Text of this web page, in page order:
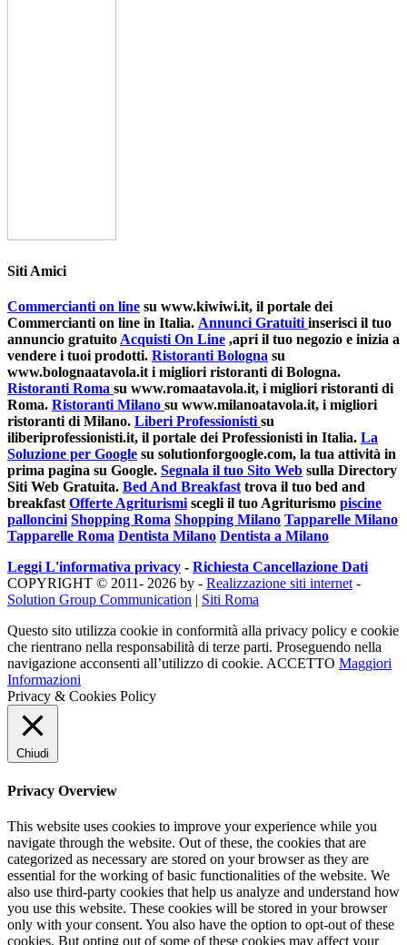
Siti Amici
Commercianti on line su www.kiwiwi.it, il portale dei
Commercianti on line in Italia. Annunci Gratuiti inserisci il tuo
annuncio gratuito Acquisti On Line ,apri il tuo negozio e inizia a
vendere i tuoi prodotti. Ristoranti Bologna su
www.bolognaatavola.it i migliori ristoranti di Bologna.
Ristoranti Roma su www.romaatavola.it, i migliori ristoranti di
Roma. Ristoranti Milano su www.milanoatavola.it, i migliori
ristoranti di Milano. Liberi Professionisti su
iliberiprofessionisti.it, il portale dei Professionisti in Italia. La
Soluzione per Google su solutionforgoogle.com, la tua attività in
prima pagina su Google. Segnala il tuo Sito Web sulla Directory
Siti Web Gratuita. Bed And Breakfast trova il tuo bed and
breakfast Offerte Agriturismi scegli il tuo Agriturismo piscine
palloncini Shopping Roma Shopping Milano Tapparelle Milano
Tapparelle Roma Dentista Milano Dentista a Milano
Leggi L'informativa privacy - Richiesta Cancellazione Dati
COPYRIGHT © 2011- 2026 by - Realizzazione siti internet -
Solution Group Communication | Siti Roma
Questo sito utilizza cookie in conformità alla privacy policy e cookie
che rientrano nella responsabilità di terze parti. Proseguendo nella
navigazione acconsenti all’utilizzo di cookie. ACCETTO Maggiori
Informazioni
Privacy & Cookies Policy
Chiudi
Privacy Overview
This website uses cookies to improve your experience while you
navigate through the website. Out of these, the cookies that are
categorized as necessary are stored on your browser as they are
essential for the working of basic functionalities of the website. We
also use third-party cookies that help us analyze and understand how
you use this website. These cookies will be stored in your browser
only with your consent. You also have the option to opt-out of these
cookies. But opting out of some of these cookies may affect your